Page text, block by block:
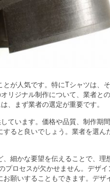
が人気です。 特にTシャツは、
リジナル制作について、業者と
、まず業者の選定が重要です。
ています。価格や品質、制作期
ると良いでしょう。業者を選ん
細かな要望を伝えることで、理
プロセスが欠かせません。デザイ
願いすることもできます。デザ